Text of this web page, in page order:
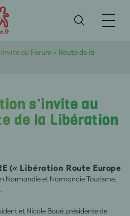
au Forum « Route de la
s’invite au
de la Libération
(« Libération Route Europe
Normandie et Normandie Tourisme,
et Nicole Boué, présidente de